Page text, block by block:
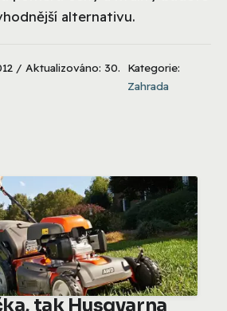
alternativu.
/ Aktualizováno: 30.
Kategorie:
Zahrada
tak Husqvarna